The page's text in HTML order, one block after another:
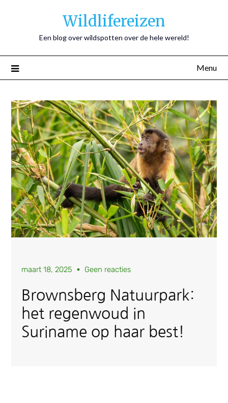
Wildlifereizen
Een blog over wildspotten over de hele wereld!
Menu
maart 18, 2025 Geen reacties
Brownsberg Natuurpark:
het regenwoud in
Suriname op haar best!